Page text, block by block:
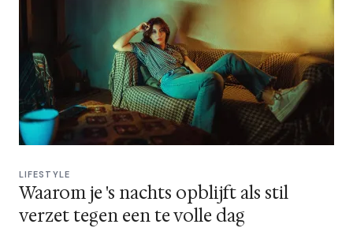
LIFESTYLE
Waarom je 's nachts opblijft als stil
verzet tegen een te volle dag